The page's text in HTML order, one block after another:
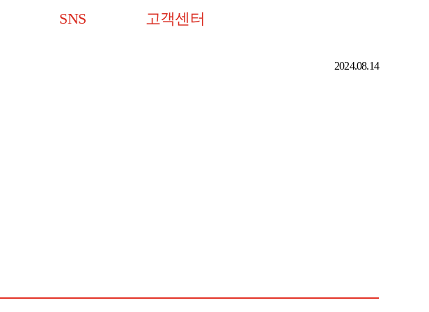
SNS 고객센터
2024.08.14